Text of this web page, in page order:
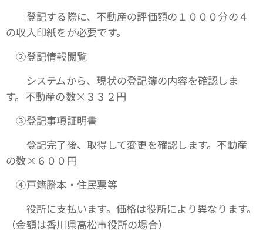
登記する際に、不動産の評価額の１０００分の４
の収入印紙をが必要です。
➁登記情報閲覧
システムから、現状の登記簿の内容を確認しま
す。不動産の数×３３２円
③登記事項証明書
登記完了後、取得して変更を確認します。不動産
の数×６００円
④戸籍謄本・住民票等
役所に支払います。価格は役所により異なります。
（金額は香川県高松市役所の場合）